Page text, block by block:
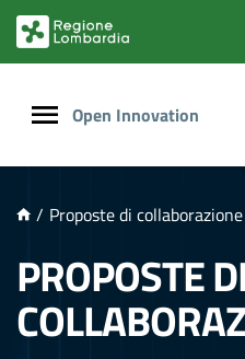
PRINCIPALE
Open Innovation
/ Proposte di collaborazione
PROPOSTE DI